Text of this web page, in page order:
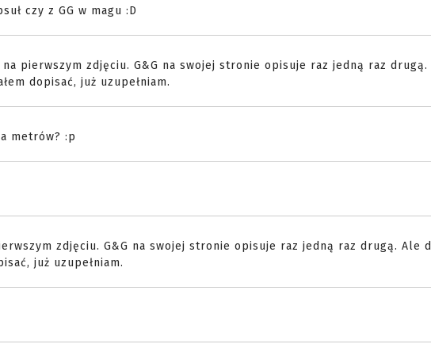
czy z GG w magu :D
na pierwszym zdjęciu. G&G na swojej stronie opisuje raz jedną raz
dopisać, już uzupełniam.
metrów? :p
zdjęciu. G&G na swojej stronie opisuje raz jedną raz drugą. Ale
już uzupełniam.